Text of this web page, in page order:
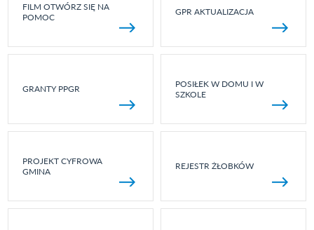
FILM OTWÓRZ SIĘ NA
POMOC
GPR AKTUALIZACJA
GRANTY PPGR
POSIŁEK W DOMU I W
SZKOLE
PROJEKT CYFROWA
GMINA
REJESTR ŻŁOBKÓW